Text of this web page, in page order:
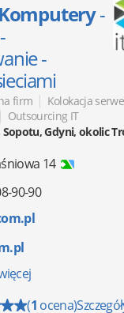
-
-
firm | Kolokacja
| Outsourcing IT
Sopotu, Gdyni, okolic
14
90-90
(1 ocena)